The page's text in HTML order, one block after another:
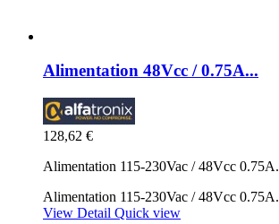
Alimentation 48Vcc / 0.75A...
128,62 €
Alimentation 115-230Vac / 48Vcc 0.75A.
Alimentation 115-230Vac / 48Vcc 0.75A.
View Detail Quick view